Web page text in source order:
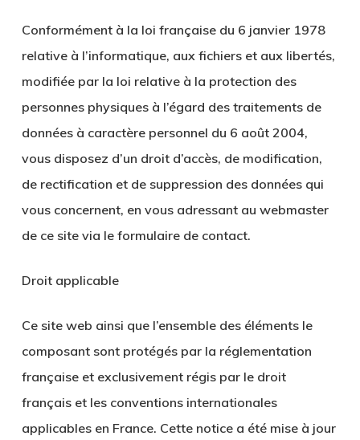
Conformément à la loi française du 6 janvier 1978
relative à l’informatique, aux fichiers et aux libertés,
modifiée par la loi relative à la protection des
personnes physiques à l’égard des traitements de
données à caractère personnel du 6 août 2004,
vous disposez d’un droit d’accès, de modification,
de rectification et de suppression des données qui
vous concernent, en vous adressant au webmaster
de ce site via le formulaire de contact.
Droit applicable
Ce site web ainsi que l’ensemble des éléments le
composant sont protégés par la réglementation
française et exclusivement régis par le droit
français et les conventions internationales
applicables en France. Cette notice a été mise à jour